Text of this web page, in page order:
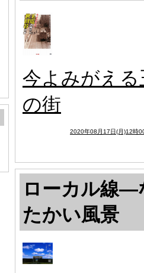
今よみがえ
の街
2020年08月17日(月)12時
ローカル線―
たかい風景